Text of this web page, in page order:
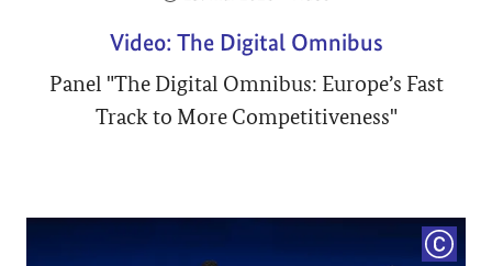
Video: The Digital Omnibus
Panel "The Digital Omnibus: Europe’s Fast
Track to More Competitiveness"